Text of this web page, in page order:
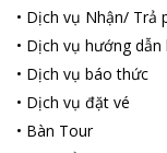
• Dịch vụ Nhận/ Trả
• Dịch vụ hướng dẫn
• Dịch vụ báo thức
• Dịch vụ đặt vé
• Bàn Tour